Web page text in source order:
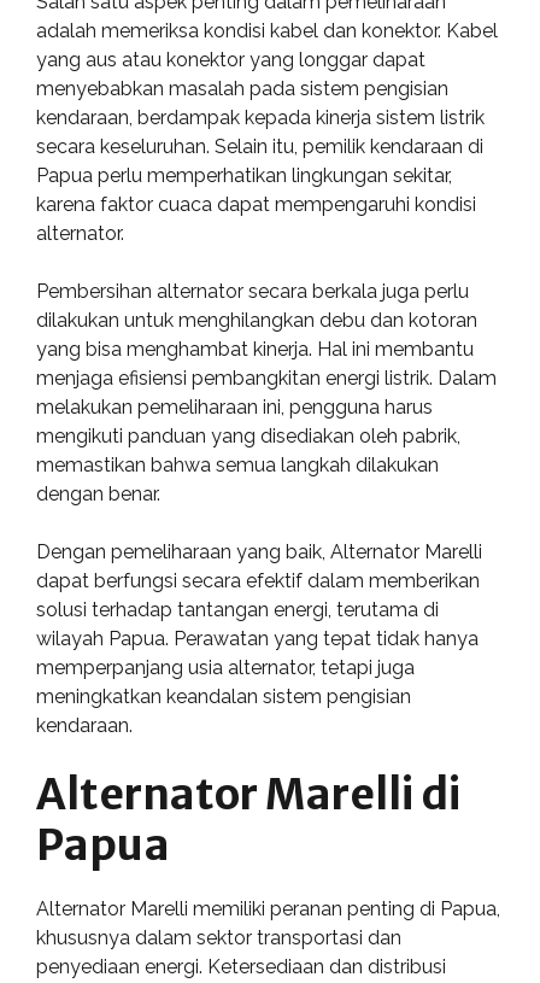
adalah memeriksa kondisi kabel dan konektor. Kabel
yang aus atau konektor yang longgar dapat
menyebabkan masalah pada sistem pengisian
kendaraan, berdampak kepada kinerja sistem listrik
secara keseluruhan. Selain itu, pemilik kendaraan di
Papua perlu memperhatikan lingkungan sekitar,
karena faktor cuaca dapat mempengaruhi kondisi
alternator.
Pembersihan alternator secara berkala juga perlu
dilakukan untuk menghilangkan debu dan kotoran
yang bisa menghambat kinerja. Hal ini membantu
menjaga efisiensi pembangkitan energi listrik. Dalam
melakukan pemeliharaan ini, pengguna harus
mengikuti panduan yang disediakan oleh pabrik,
memastikan bahwa semua langkah dilakukan
dengan benar.
Dengan pemeliharaan yang baik, Alternator Marelli
dapat berfungsi secara efektif dalam memberikan
solusi terhadap tantangan energi, terutama di
wilayah Papua. Perawatan yang tepat tidak hanya
memperpanjang usia alternator, tetapi juga
meningkatkan keandalan sistem pengisian
kendaraan.
Alternator Marelli di
Papua
Alternator Marelli memiliki peranan penting di Papua,
khususnya dalam sektor transportasi dan
penyediaan energi. Ketersediaan dan distribusi